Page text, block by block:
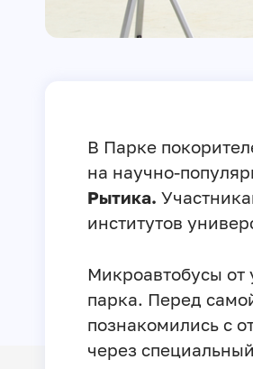
В Парке
на научно-
Рытика.
институтов
Микроавтобусы от
парка. Перед
познакомились с
через